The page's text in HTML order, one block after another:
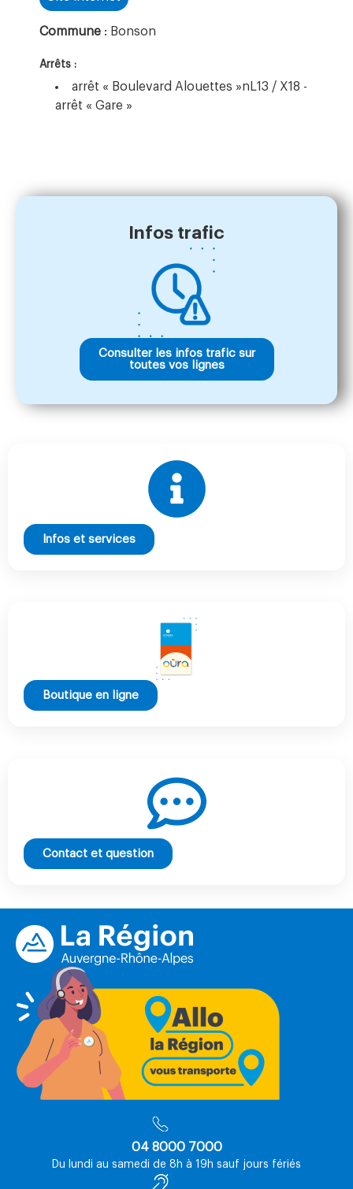
Commune : Bonson
Arrêts :
arrêt « Boulevard Alouettes »nL13 / X18 -
arrêt « Gare »
Infos trafic
Consulter les infos trafic sur
toutes vos lignes
Infos et services
Boutique en ligne
Contact et question
04 8000 7000
Du lundi au samedi de 8h à 19h sauf jours fériés